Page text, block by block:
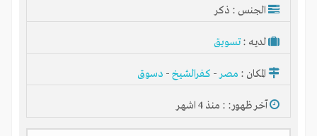
الجنس : ذكر
لديـه :تسويق
المكان : مصر- كفرالشيخ- دسوق
آخر ظهور: : منذ 4 اشهر